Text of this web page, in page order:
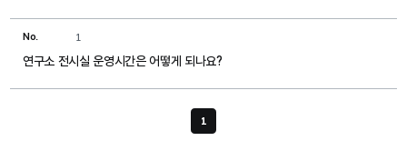
No. 1
연구소 전시실 운영시간은 어떻게 되나요?
1현재 페이지